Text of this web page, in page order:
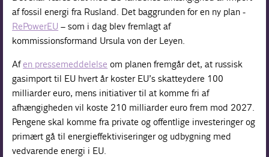
af fossil energi fra Rusland. Det baggrunden for en ny plan -
RePowerEU – som i dag blev fremlagt af
kommissionsformand Ursula von der Leyen.
Afen pressemeddelelse om planen fremgår det, at russisk
gasimport til EU hvert år koster EU’s skatteydere 100
milliarder euro, mens initiativer til at komme fri af
afhængigheden vil koste 210 milliarder euro frem mod 2027.
Pengene skal komme fra private og offentlige investeringer og
primært gå til energieffektiviseringer og udbygning med
vedvarende energi i EU.